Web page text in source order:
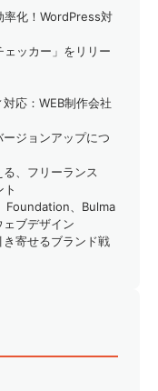
率化！WordPress対
ッカー」をリリー
応：WEB制作会社
ジョンアップにつ
、フリーランス
Foundation、Bulma
ブデザイン
寄せるブランド戦